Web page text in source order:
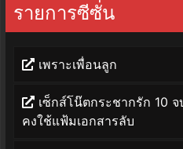
รายการซีซั่น
เพราะเพื่อนลูก
เซ็กส์โน๊ตกระชากรัก 10
คงใช้แฟ้มเอกสารลับ